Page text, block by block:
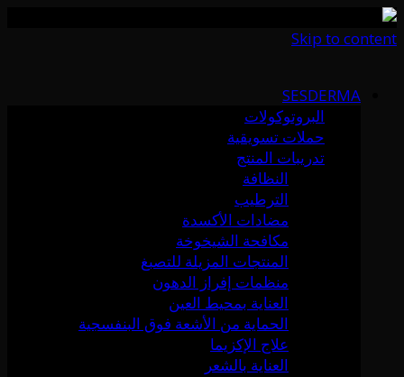
Skip to content
SESDERMA
البروتوكولات
حملات تسويقية
تدريبات المنتج
النظافة
الترطيب
مضادات الأكسدة
مكافحة الشيخوخة
المنتجات المزيلة للتصبغ
منظمات إفراز الدهون
العناية بمحيط العين
الحماية من الأشعة فوق البنفسجية
علاج الإكزيما
العناية بالشعر